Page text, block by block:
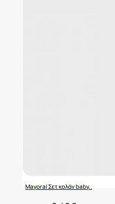
Mayoral Σετ κολάν baby..